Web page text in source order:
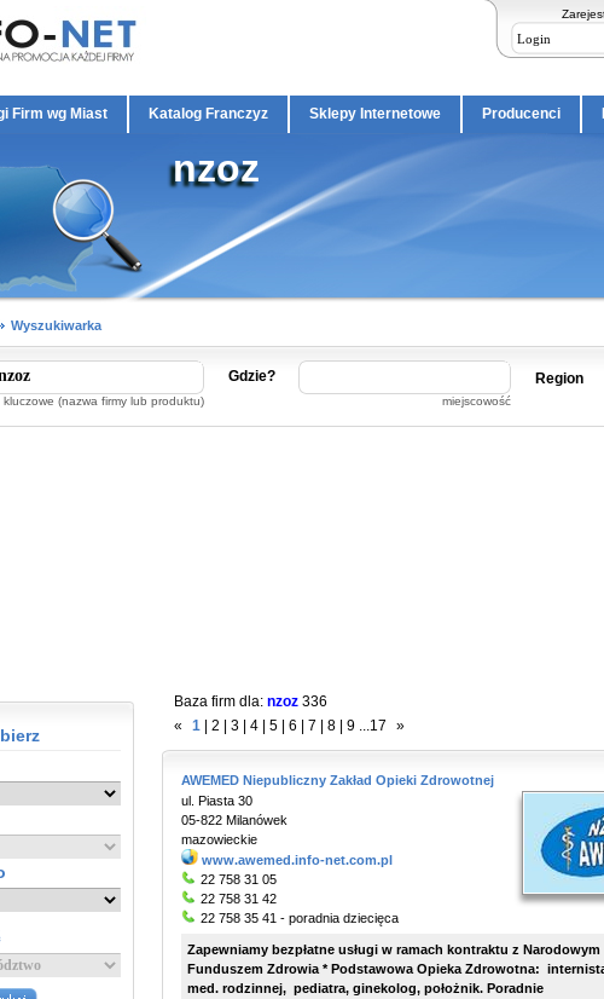
Firm wg Miast Katalog Franczyz Sklepy Internetowe Producenci
nzoz
Wyszukiwarka
kluczowe (nazwa firmy lub produktu)
Gdzie?
miejscowość
Region
Baza firm dla: nzoz 336
«
1 2 3 4 5 6 7 8 9 ...17 »
AWEMED Niepubliczny Zakład Opieki Zdrowotnej
ul. Piasta 30
05-822 Milanówek
mazowieckie
www.awemed.info-net.com.pl
22 758 31 05
22 758 31 42
22 758 35 41 - poradnia dziecięca
Zapewniamy bezpłatne usługi w ramach kontraktu z Narodowym
Funduszem Zdrowia * Podstawowa Opieka Zdrowotna:
med. rodzinnej, pediatra, ginekolog, położnik. Poradnie